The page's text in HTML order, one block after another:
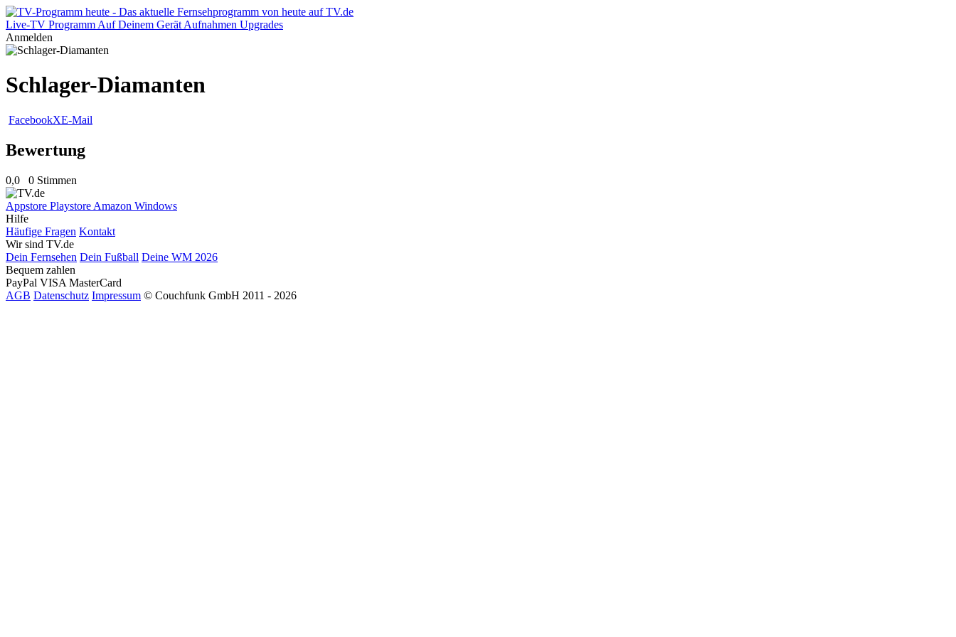
Live-TV Programm Auf Deinem Gerät Aufnahmen Upgrades
Anmelden
Schlager-Diamanten
FacebookXE-Mail
Bewertung
0,0 0 Stimmen
Appstore Playstore Amazon Windows
Hilfe
Häufige Fragen Kontakt
Wir sind TV.de
Dein Fernsehen Dein Fußball Deine WM 2026
Bequem zahlen
PayPal VISA MasterCard
AGB Datenschutz Impressum © Couchfunk GmbH 2011 - 2026